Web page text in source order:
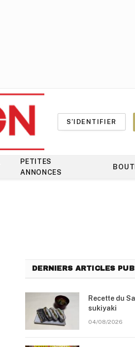
S'IDENTIFIER
PETITES
ANNONCES
DERNIERS ARTICLES
Recette du
sukiyaki
04/08/2026